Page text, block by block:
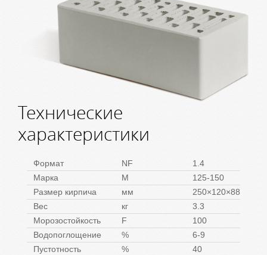
Технические
характеристики
Формат NF
1.4
Марка
M
125-150
Размер кирпича
мм
250×120×88
Вес
кг
3.3
Морозостойкость
F
100
Водопоглощение
%
6-9
Пустотность
%
40